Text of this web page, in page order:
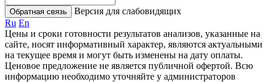
Обратная связь
Версия для слабовидящих
Ru En
Цены и сроки готовности результатов анализов, указанные на
сайте, носят информативный характер, являются актуальными
на текущее время и могут быть изменены на дату оплаты.
Ценовое предложение не является публичной офертой. Всю
информацию необходимо уточняйте у администраторов